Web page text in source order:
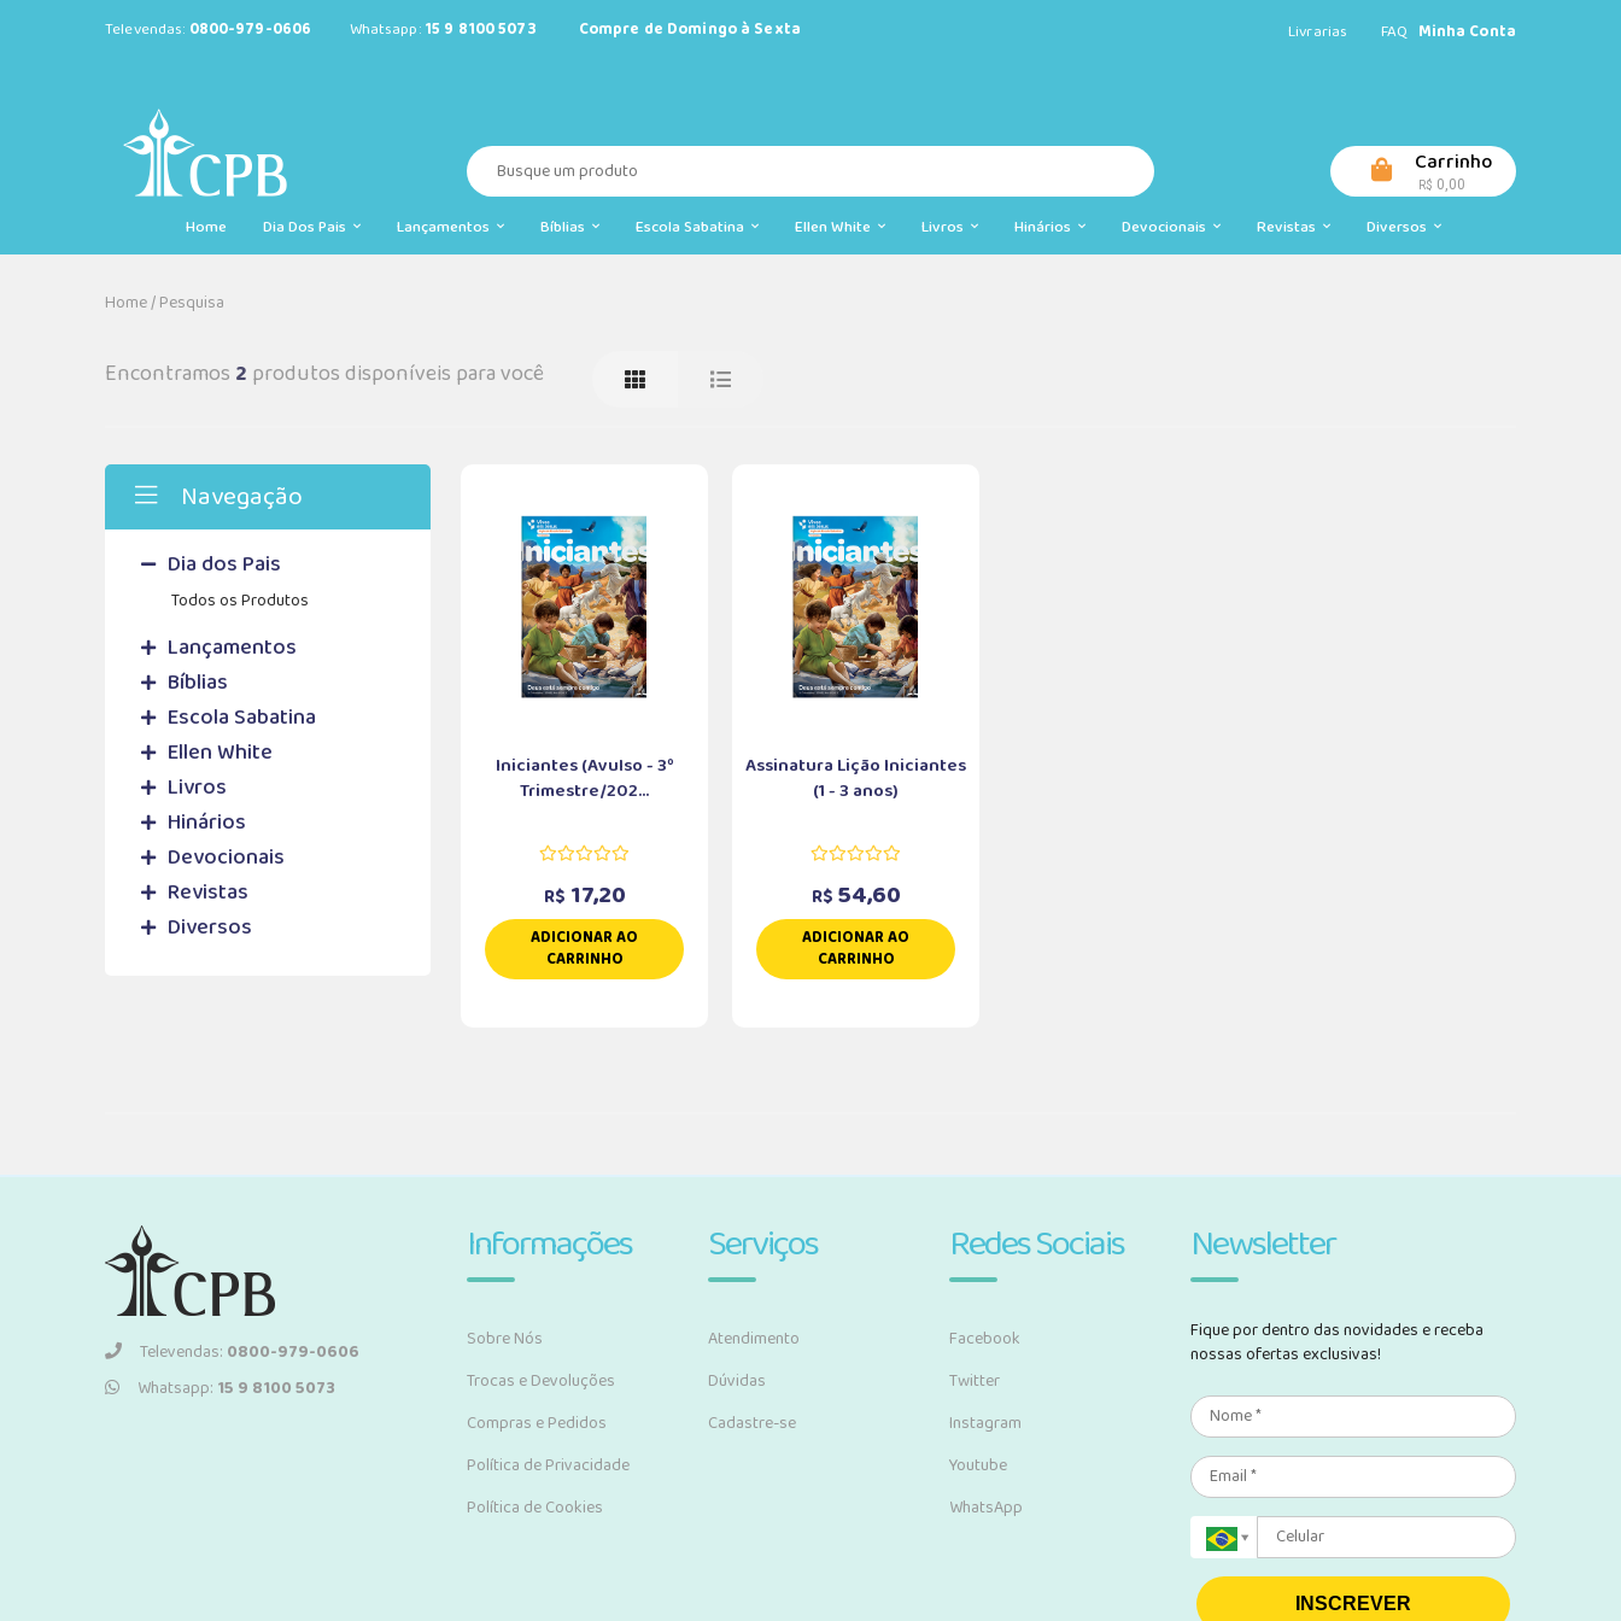
Televendas: 0800-979-0606 Whatsapp:15 9 8100 5073 Compre de Domingo à Sexta Livrarias FAQ Minha Conta
Carrinho
R$ 0,00
Home Dia Dos Pais Lançamentos Bíblias Escola Sabatina Ellen White Livros Hinários Devocionais Revistas Diversos
Home/Pesquisa
Encontramos 2 produtos disponíveis para você
Navegação
Dia dos Pais
Todos os Produtos
Lançamentos
Bíblias
Escola Sabatina
Ellen White
Livros
Hinários
Devocionais
Revistas
Diversos
Iniciantes (Avulso - 3º
Trimestre/202...
R$ 17,20
ADICIONAR AO
CARRINHO
Assinatura Lição Iniciantes
(1 - 3 anos)
R$ 54,60
ADICIONAR AO
CARRINHO
Televendas: 0800-979-0606
Whatsapp: 15 9 8100 5073
Informações
Sobre Nós
Trocas e Devoluções
Compras e Pedidos
Política de Privacidade
Política de Cookies
Serviços
Atendimento
Dúvidas
Cadastre-se
Redes Sociais
Facebook
Twitter
Instagram
Youtube
WhatsApp
Newsletter
Fique por dentro das novidades e receba
nossas ofertas exclusivas!
INSCREVER